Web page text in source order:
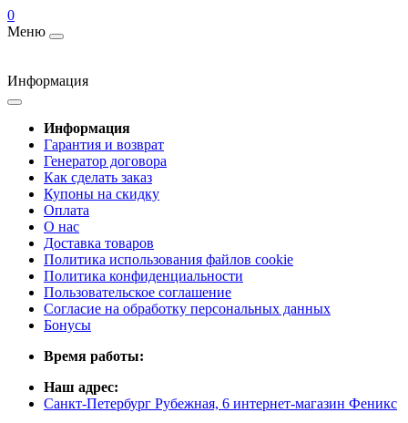
0
Меню
Информация
Информация
Гарантия и возврат
Генератор договора
Как сделать заказ
Купоны на скидку
Оплата
О нас
Доставка товаров
Политика использования файлов cookie
Политика конфиденциальности
Пользовательское соглашение
Согласие на обработку персональных данных
Бонусы
Время работы:
Наш адрес:
Санкт-Петербург Рубежная, 6 интернет-магазин Феникс